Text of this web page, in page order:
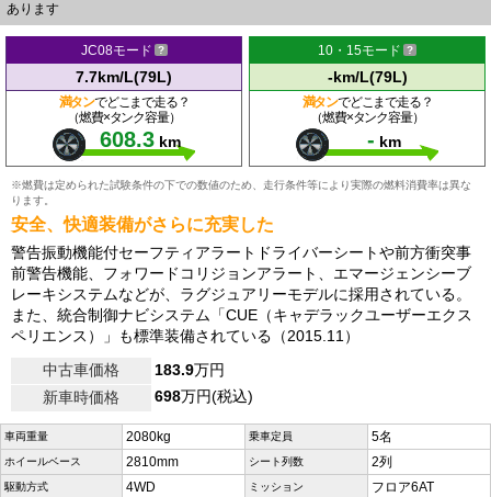
あります
JC08モード
7.7km/L(79L)
満タンでどこまで走る？
（燃費×タンク容量）
608.3 km
10・15モード
-km/L(79L)
満タンでどこまで走る？
（燃費×タンク容量）
- km
※燃費は定められた試験条件の下での数値のため、走行条件等により実際の燃料消費率は異な
ります。
安全、快適装備がさらに充実した
警告振動機能付セーフティアラートドライバーシートや前方衝突事
前警告機能、フォワードコリジョンアラート、エマージェンシーブ
レーキシステムなどが、ラグジュアリーモデルに採用されている。
また、統合制御ナビシステム「CUE（キャデラックユーザーエクス
ペリエンス）」も標準装備されている（2015.11）
中古車価格
183.9万円
新車時価格
698万円(税込)
車両重量 2080kg 乗車定員 5名
ホイールベース 2810mm シート列数 2列
駆動方式 4WD ミッション フロア6AT